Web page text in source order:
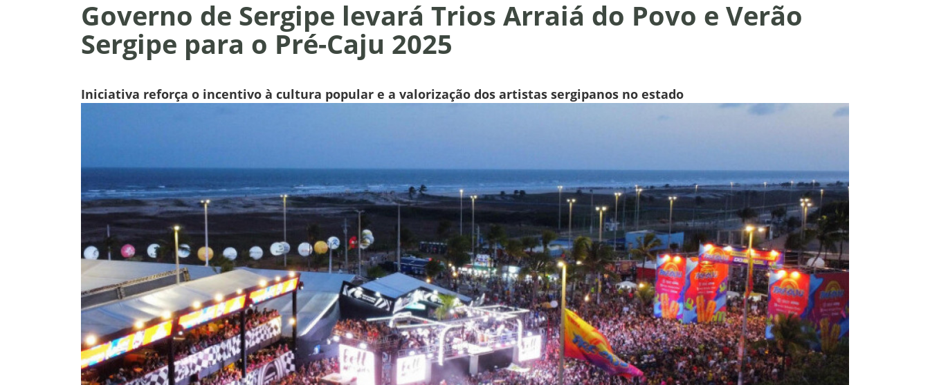
Governo de Sergipe levará Trios Arraiá do Povo e Verão
Sergipe para o Pré-Caju 2025
Iniciativa reforça o incentivo à cultura popular e a valorização dos artistas sergipanos no estado